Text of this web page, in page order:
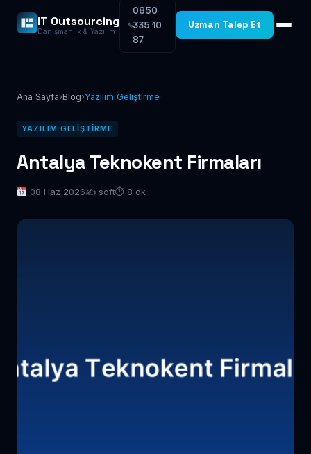
IT Outsourcing
Danışmanlık & Yazılım
0850
335 10
87
Uzman Talep Et
Ana Sayfa›Blog›Yazılım Geliştirme
YAZILIM GELIŞTIRME
Antalya Teknokent Firmaları
08 Haz 2026✍️ soft⏱ 8 dk